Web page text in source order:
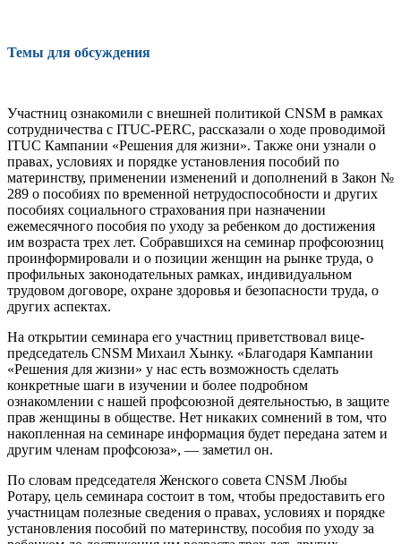
Темы для обсуждения
Участниц ознакомили с внеш­ней политикой CNSM в рамках
сотрудничества с ITUC-PERC, расска­зали о ходе проводимой
ITUC Кам­пании «Решения для жизни». Так­же они узнали о
правах, условиях и порядке установления пособий по
материнству, применении измене­ний и дополнений в Закон №
289 о пособиях по временной нетрудо­способности и других
пособиях со­циального страхования при назна­чении
ежемесячного пособия по уходу за ребенком до достижения
им возраста трех лет. Собравших­ся на семинар профсоюзниц
про­информировали и о позиции жен­щин на рынке труда, о
профиль­ных законодательных рамках, ин­дивидуальном
трудовом договоре, охране здоровья и безопасности труда, о
других аспектах.
На открытии семинара его участниц приветствовал вице-
председатель CNSM Михаил Хын­ку. «Благодаря Кампании
«Реше­ния для жизни» у нас есть возмож­ность сделать
конкретные шаги в изучении и более подробном
ознакомлении с нашей профсоюз­ной деятельностью, в защите
прав женщины в обществе. Нет никаких сомнений в том, что
накопленная на семинаре информация будет передана затем и
другим членам профсоюза», — заметил он.
По словам председателя Жен­ского совета CNSM Любы
Ротару, цель семинара состоит в том, что­бы предоставить его
участницам полезные сведения о правах, усло­виях и порядке
установления по­собий по материнству, пособия по уходу за